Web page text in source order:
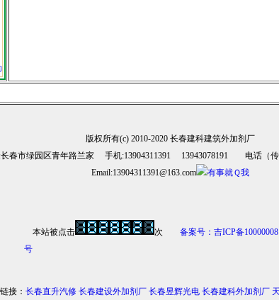
版权所有(c) 2010-2020 长春建科建筑外加剂厂
春市绿园区青年路兰家 手机:13904311391 13943078191 电话（传
Email:13904311391@163.com
本站被点击 次 备案号：吉ICP备10000008
号
接： 长春直升汽修 长春建设外加剂厂 长春昱辉光电 长春建科外加剂厂